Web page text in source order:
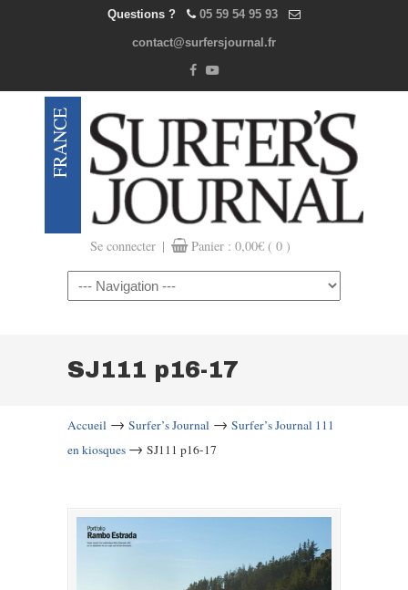
Questions ? 05 59 54 95 93
contact@surfersjournal.fr
Se connecter | Panier : 0,00€ ( 0 )
Navigation
SJ111 p16-17
Accueil → Surfer’s Journal → Surfer’s Journal 111
en kiosques → SJ111 p16-17